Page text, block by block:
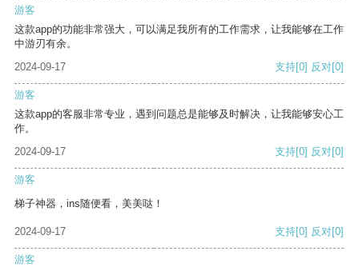
游客
这款app的功能非常强大，可以满足我所有的工作需求，让我能够在工作
中游刃有余。
2024-09-17
支持[0] 反对[0]
游客
这款app的客服非常专业，遇到问题总是能够及时解决，让我能够安心工
作。
2024-09-17
支持[0] 反对[0]
游客
梯子神器，ins随便看，美美哒！
2024-09-17 支持[0] 反对[0]
游客